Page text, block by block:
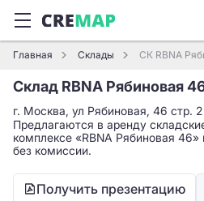
Главная Склады СК RBNA
Склад RBNA Рябиновая
г. Москва, ул Рябиновая, 46 стр. 2
Предлагаются в аренду
комплексе «RBNA Рябиновая 46»
без комиссии.
Получить презентацию